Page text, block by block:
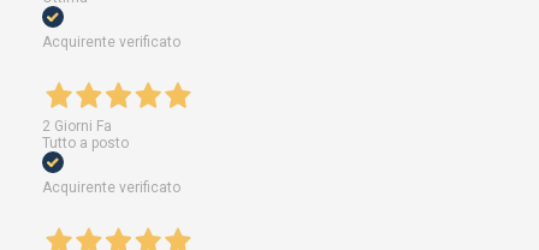
Acquirente verificato
2 Giorni Fa
Tutto a posto
Acquirente verificato